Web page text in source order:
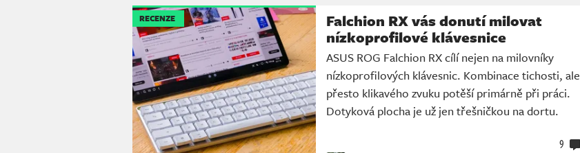
RECENZE
Falchion RX vás donutí milovat
nízkoprofilové klávesnice
ASUS ROG Falchion RX cílí nejen na milovníky
nízkoprofilových klávesnic. Kombinace tichosti, ale
přesto klikavého zvuku potěší primárně při práci.
Dotyková plocha je už jen třešničkou na dortu.
9